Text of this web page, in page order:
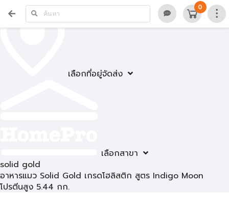
เลือกที่อยู่จัดส่ง
เลือกสาขา
0
solid gold
อาหารแมว Solid Gold เกรดโฮลิสติก สูตร Indigo Moon
โปรตีนสูง 5.44 กก.